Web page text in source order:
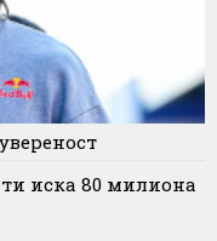
иска 80 милиона